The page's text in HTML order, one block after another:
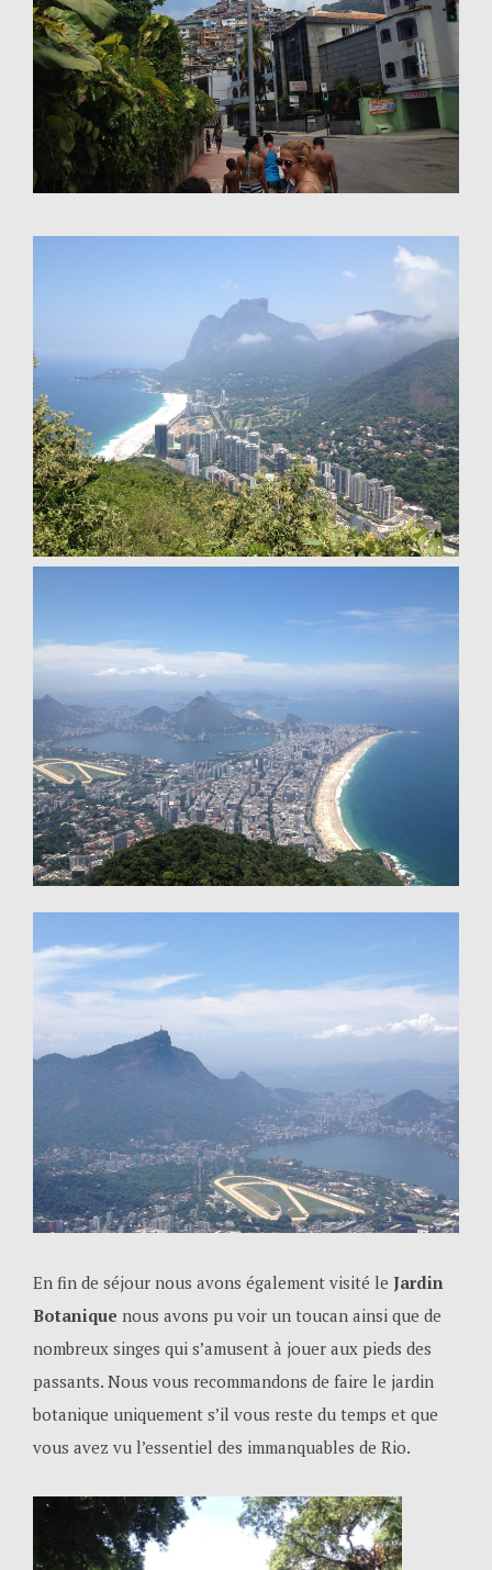
En fin de séjour nous avons également visité le Jardin
Botanique nous avons pu voir un toucan ainsi que de
nombreux singes qui s’amusent à jouer aux pieds des
passants. Nous vous recommandons de faire le jardin
botanique uniquement s’il vous reste du temps et que
vous avez vu l’essentiel des immanquables de Rio.